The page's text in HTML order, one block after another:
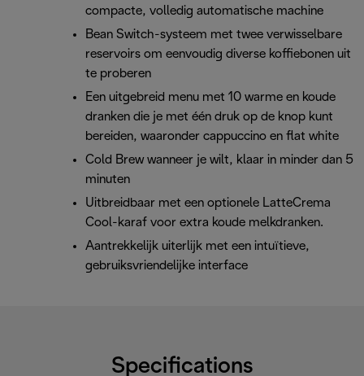
compacte, volledig automatische machine
Bean Switch-systeem met twee verwisselbare
reservoirs om eenvoudig diverse koffiebonen uit
te proberen
Een uitgebreid menu met 10 warme en koude
dranken die je met één druk op de knop kunt
bereiden, waaronder cappuccino en flat white
Cold Brew wanneer je wilt, klaar in minder dan 5
minuten
Uitbreidbaar met een optionele LatteCrema
Cool-karaf voor extra koude melkdranken.
Aantrekkelijk uiterlijk met een intuïtieve,
gebruiksvriendelijke interface
Specifications